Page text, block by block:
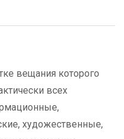
вещания которого
всех
художественные,